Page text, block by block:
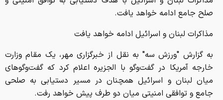
صلح جامع ادامه خواهد یافت.
مذاکرات لبنان و اسرائیل ادامه خواهد یافت
به گزارش "ورزش سه" به نقل از خبرگزاری مهر، یک مقام وزارت
خارجه آمریکا در گفت‌وگو با الجزیره اعلام کرد که گفت‌وگوهای
میان لبنان و اسرائیل همچنان در مسیر دستیابی به صلحی
جامع و توافقی امنیتی میان دو طرف پیش خواهد رفت.